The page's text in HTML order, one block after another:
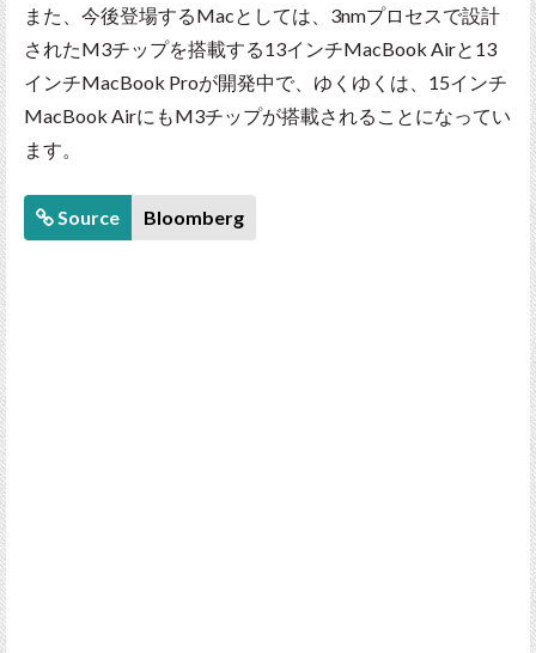
また、今後登場するMacとしては、3nmプロセスで設計
されたM3チップを搭載する13インチMacBook Airと13
インチMacBook Proが開発中で、ゆくゆくは、15インチ
MacBook AirにもM3チップが搭載されることになってい
ます。
Source Bloomberg